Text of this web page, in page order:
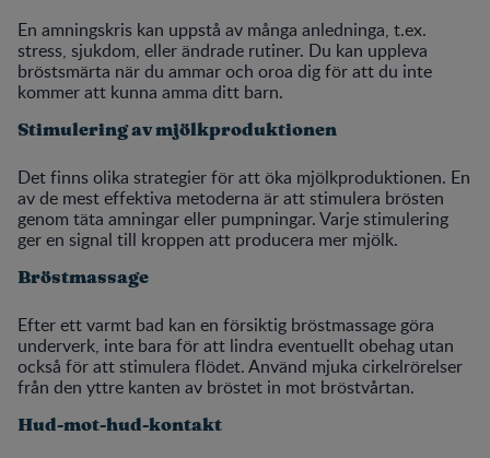
En amningskris kan uppstå av många anledninga, t.ex.
stress, sjukdom, eller ändrade rutiner. Du kan uppleva
bröstsmärta när du ammar och oroa dig för att du inte
kommer att kunna amma ditt barn.
Stimulering av mjölkproduktionen
Det finns olika strategier för att öka mjölkproduktionen. En
av de mest effektiva metoderna är att stimulera brösten
genom täta amningar eller pumpningar. Varje stimulering
ger en signal till kroppen att producera mer mjölk.
Bröstmassage
Efter ett varmt bad kan en försiktig bröstmassage göra
underverk, inte bara för att lindra eventuellt obehag utan
också för att stimulera flödet. Använd mjuka cirkelrörelser
från den yttre kanten av bröstet in mot bröstvårtan.
Hud-mot-hud-kontakt